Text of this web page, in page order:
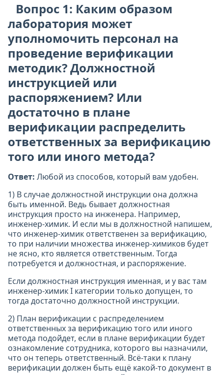
Вопрос 1: Каким образом
лаборатория может
уполномочить персонал на
проведение верификации
методик? Должностной
инструкцией или
распоряжением? Или
достаточно в плане
верификации распределить
ответственных за верификацию
того или иного метода?
Ответ: Любой из способов, который вам удобен.
1) В случае должностной инструкции она должна
быть именной. Ведь бывает должностная
инструкция просто на инженера. Например,
инженер-химик. И если мы в должностной напишем,
что инженер-химик ответственен за верификацию,
то при наличии множества инженер-химиков будет
не ясно, кто является ответственным. Тогда
потребуется и должностная, и распоряжение.
Если должностная инструкция именная, и у вас там
инженер-химик I категории только допущен, то
тогда достаточно должностной инструкции.
2) План верификации с распределением
ответственных за верификацию того или иного
метода подойдет, если в плане верификации будет
ознакомление сотрудника, которого вы назначили,
что он теперь ответственный. Всё-таки к плану
верификации должен быть ещё какой-то документ в